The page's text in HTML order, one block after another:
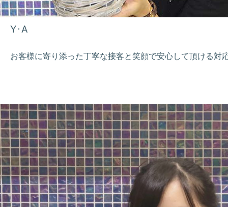
Y･A
お客様に寄り添った丁寧な接客と笑顔で安心して頂ける対